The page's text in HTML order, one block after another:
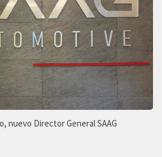
nuevo Director General SAAG